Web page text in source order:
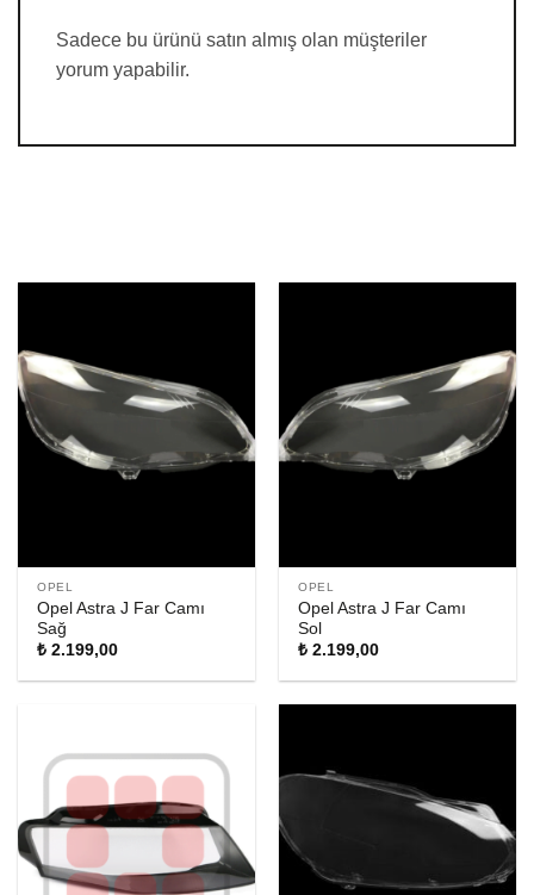
Sadece bu ürünü satın almış olan müşteriler
yorum yapabilir.
OPEL
Opel Astra J Far Camı
Sağ
₺ 2.199,00
OPEL
Opel Astra J Far Camı
Sol
₺ 2.199,00